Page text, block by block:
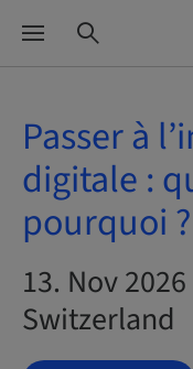
Passer à
digitale :
pourquoi ?
13. Nov
Switzerland